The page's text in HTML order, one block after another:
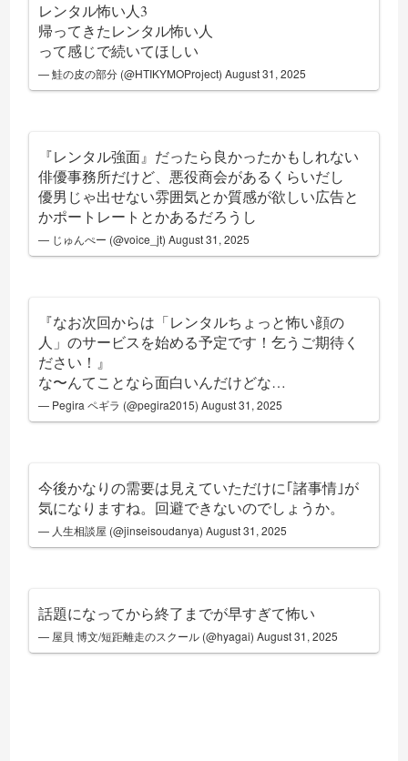
レンタル怖い人3
帰ってきたレンタル怖い人
って感じで続いてほしい
— 鮭の皮の部分 (@HTIKYMOProject)August 31, 2025
『レンタル強面』だったら良かったかもしれない
俳優事務所だけど、悪役商会があるくらいだし
優男じゃ出せない雰囲気とか質感が欲しい広告と
かポートレートとかあるだろうし
— じゅんぺー (@voice_jt)August 31, 2025
『なお次回からは「レンタルちょっと怖い顔の
人」のサービスを始める予定です！乞うご期待く
ださい！』
な〜んてことなら面白いんだけどな…
— Pegira ペギラ (@pegira2015)August 31, 2025
今後かなりの需要は見えていただけに｢諸事情｣が
気になりますね。回避できないのでしょうか。
— 人生相談屋 (@jinseisoudanya)August 31, 2025
話題になってから終了までが早すぎて怖い
— 屋貝 博文/短距離走のスクール (@hyagai)August 31, 2025